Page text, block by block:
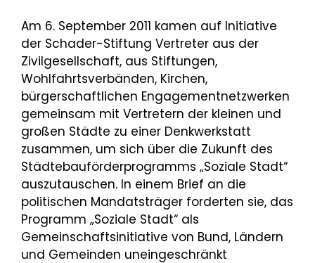
Am 6. September 2011 kamen auf Initiative
der Schader-Stiftung Vertreter aus der
Zivilgesellschaft, aus Stiftungen,
Wohlfahrtsverbänden, Kirchen,
bürgerschaftlichen Engagementnetzwerken
gemeinsam mit Vertretern der kleinen und
großen Städte zu einer Denkwerkstatt
zusammen, um sich über die Zukunft des
Städtebauförderprogramms „Soziale Stadt“
auszutauschen. In einem Brief an die
politischen Mandatsträger forderten sie, das
Programm „Soziale Stadt“ als
Gemeinschaftsinitiative von Bund, Ländern
und Gemeinden uneingeschränkt